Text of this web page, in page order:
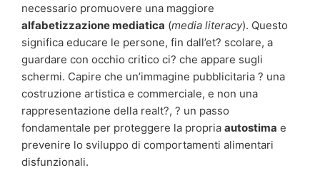
necessario promuovere una maggiore
alfabetizzazione mediatica (media literacy). Questo
significa educare le persone, fin dall’et? scolare, a
guardare con occhio critico ci? che appare sugli
schermi. Capire che un’immagine pubblicitaria ? una
costruzione artistica e commerciale, e non una
rappresentazione della realt?, ? un passo
fondamentale per proteggere la propria autostima e
prevenire lo sviluppo di comportamenti alimentari
disfunzionali.